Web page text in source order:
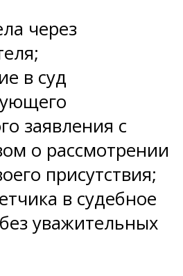
через
в суд
заявления с
о рассмотрении
присутствия;
в судебное
уважительных